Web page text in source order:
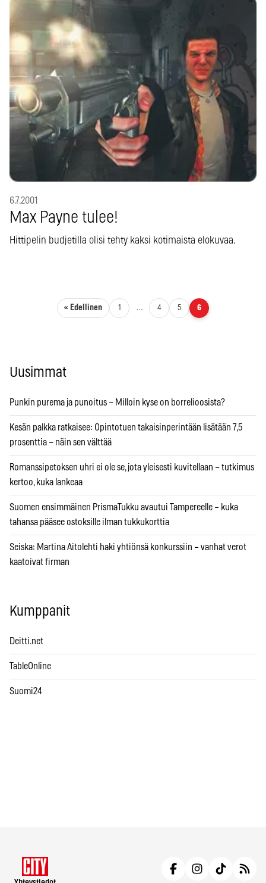
6.7.2001
Max Payne tulee!
Hittipelin budjetilla olisi tehty kaksi kotimaista elokuvaa.
Artikkelien sivutus
« Edellinen 1 … 4 5 6
Uusimmat
Punkin purema ja punoitus – Milloin kyse on borrelioosista?
Kesän palkka ratkaisee: Opintotuen takaisinperintään lisätään 7,5
prosenttia – näin sen välttää
Romanssipetoksen uhri ei ole se, jota yleisesti kuvitellaan – tutkimus
kertoo, kuka lankeaa
Suomen ensimmäinen PrismaTukku avautui Tampereelle – kuka
tahansa pääsee ostoksille ilman tukkukorttia
Seiska: Martina Aitolehti haki yhtiönsä konkurssiin – vanhat verot
kaatoivat firman
Kumppanit
Deitti.net
TableOnline
Suomi24